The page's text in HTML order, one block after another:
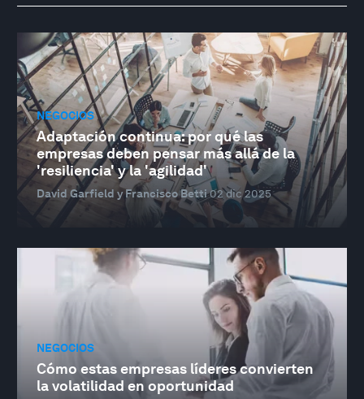
NEGOCIOS
Adaptación continua: por qué las
empresas deben pensar más allá de la
'resiliencia' y la 'agilidad'
David Garfield y Francisco Betti02 dic 2025
NEGOCIOS
Cómo estas empresas líderes convierten
la volatilidad en oportunidad